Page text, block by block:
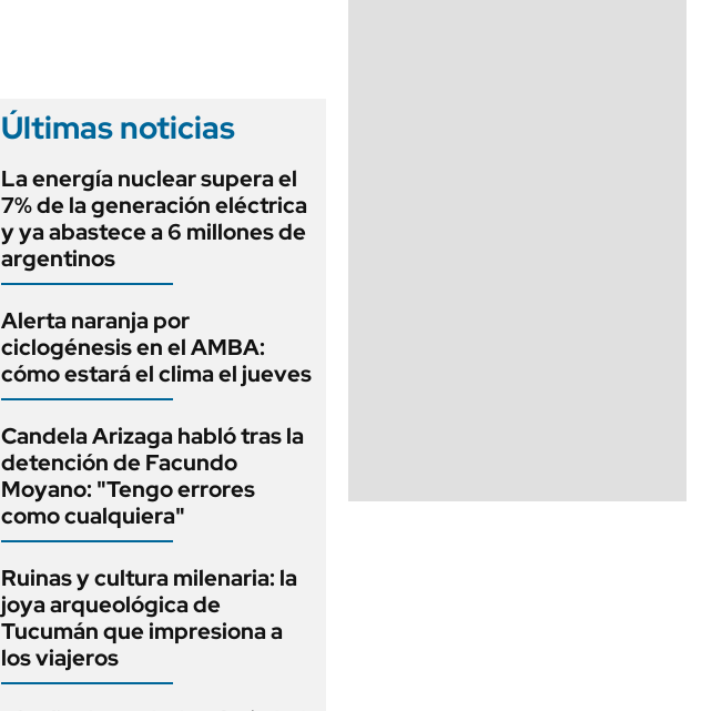
Últimas noticias
La energía nuclear supera el
7% de la generación eléctrica
y ya abastece a 6 millones de
argentinos
Alerta naranja por
ciclogénesis en el AMBA:
cómo estará el clima el jueves
Candela Arizaga habló tras la
detención de Facundo
Moyano: "Tengo errores
como cualquiera"
Ruinas y cultura milenaria: la
joya arqueológica de
Tucumán que impresiona a
los viajeros